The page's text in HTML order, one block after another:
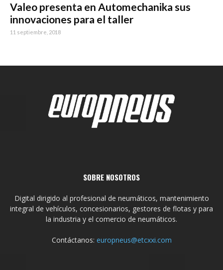
Valeo presenta en Automechanika sus
innovaciones para el taller
11 septiembre, 2018
SOBRE NOSOTROS
Digital dirigido al profesional de neumáticos, mantenimiento
integral de vehículos, concesionarios, gestores de flotas y para
la industria y el comercio de neumáticos.
Contáctanos: europneus@etcxxi.com